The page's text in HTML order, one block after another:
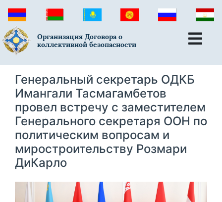
Организация Договора о
коллективной безопасности
Генеральный секретарь ОДКБ
Имангали Тасмагамбетов
провел встречу с заместителем
Генерального секретаря ООН по
политическим вопросам и
миростроительству Розмари
ДиКарло